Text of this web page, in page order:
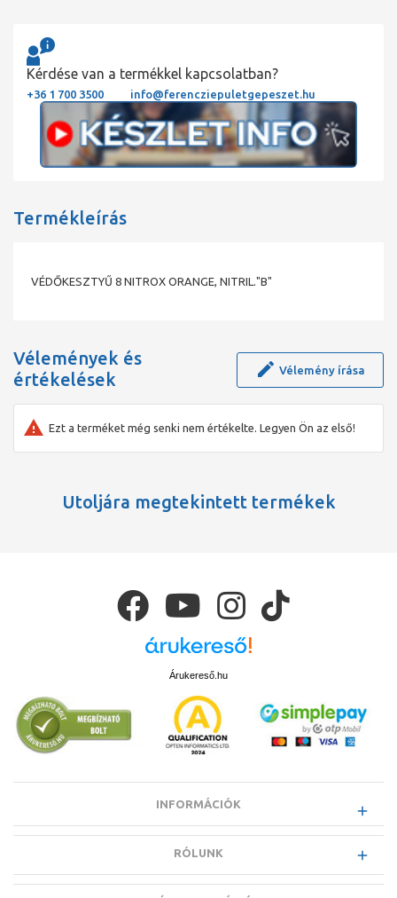
Kérdése van a termékkel kapcsolatban?
+36 1 700 3500 info@ferencziepuletgepeszet.hu
Termékleírás
VÉDŐKESZTYŰ 8 NITROX ORANGE, NITRIL."B"
Vélemények és
értékelések
Vélemény írása
Ezt a terméket még senki nem értékelte. Legyen Ön az első!
Utoljára megtekintett termékek
Árukereső.hu
INFORMÁCIÓK
RÓLUNK